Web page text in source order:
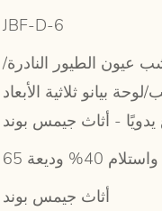
JBF-D-6
الطيور النادرة/
بيانو ثلاثية الأبعاد
- أثاث جيمس بوند
وديعة
أثاث جيمس بوند